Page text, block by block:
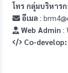
โทร กลุ่มบริหาร
อีเมล :
Web Admin :
Co-develop: